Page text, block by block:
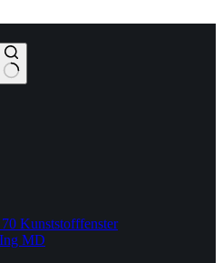
Kunststofffenster
MD